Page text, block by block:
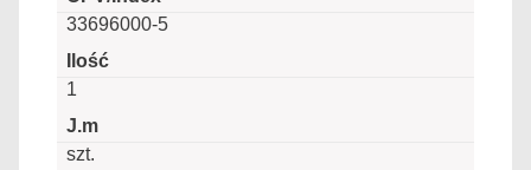
33696000-5
1
szt.